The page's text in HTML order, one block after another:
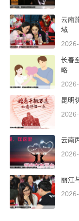
云南
域
长春
略
昆明
云南
丽江